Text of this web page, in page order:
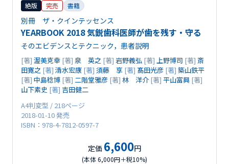
絶版 完売 書籍
別冊 ザ・クインテッセンス
YEARBOOK 2018 気鋭歯科医師が歯を残す・守る
そのエビデンスとテクニック，患者説明
[著] 渥美克幸 [著] 泉 英之 [著] 岩野義弘 [著] 上野博司 [著] 斎
田寛之 [著] 清水宏康 [著] 須藤 享 [著] 髙田光彦 [著] 築山鉄平
[著] 中島稔博 [著] 二階堂雅彦 [著] 林 洋介 [著] 平山富興 [著]
山下素史 [著] 吉田健二
A4判変型 / 218ページ
2018-01-10 発売
ISBN：978-4-7812-0597-7
定価 6,600円
(本体 6,000円＋税10%)